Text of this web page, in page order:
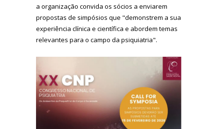
a organização convida os sócios a enviarem
propostas de simpósios que "demonstrem a sua
experiência clínica e científica e abordem temas
relevantes para o campo da psiquiatria".